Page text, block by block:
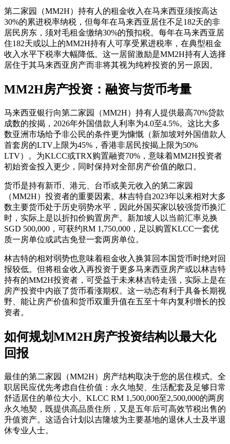
第二家园（MM2H）持有人的租金收入在马来西亚须按高达
30%的累进税率纳税，但每年在马来西亚居住不足182天的非
居民房东，须对毛租金缴纳30%的预扣税。每年在马来西亚居
住182天或以上的MM2H持有人可享受累进税率，在典型租金
收入水平下税率大幅降低。这一居留激励是MM2H持有人选择
居住于其马来西亚房产而非将其视为纯粹投资的另一原因。
MM2H房产投资：融资与货币考量
马来西亚银行向第二家园（MM2H）持有人提供最高70%贷款
成数的按揭，2026年外国借款人利率为4.0至4.5%。这比大多
数亚洲市场给予非公民的条件更为慷慨（新加坡对外国借款人
首套房的LTV上限为45%，香港非居民按揭上限为50%
LTV）。为KLCC或TRX购置融资70%，意味着MM2H投资者
初始资金投入更少，同时保持对全部房产价值的敞口。
货币是持有新币、港元、台币或美元收入的第二家园
（MM2H）投资者的重要因素。林吉特自2023年以来相对大多
数主要货币处于历史弱势水平，因此外国买家以较强货币换汇
时，实际上是以折扣价购置房产。新加坡人以当前汇率兑换
SGD 500,000，可获约RM 1,750,000，足以购置KLCC一套优
质一房单位或武吉免登一套两房单位。
林吉特的相对弱势也意味着租金收入换算回本国货币时绝对回
报较低。但将租金收入再投资于更多马来西亚房产或以林吉特
持有的MM2H投资者，可受益于未来林吉特走强，实际上是在
房产投资中内嵌了货币看涨期权。这一动态有利于具备长期视
野、能让房产价值和货币双重升值在五至十年内复利增长的投
资者。
如何规划MM2H房产投资结构以最大化
回报
最佳的第二家园（MM2H）房产结构取决于您的居住模式。全
职居民应优先考虑自住价值：永久地契、生活配套及足够日常
舒适居住的单位大小。KLCC RM 1,500,000至2,500,000的两房
永久地契，既提供高品质住所，又是五年后可高效节税出售的
升值资产。这适合计划以吉隆坡为主要基地的退休人士及半退
休专业人士。